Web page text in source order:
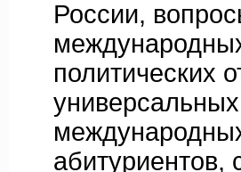
России,
политических
абитуриентов,